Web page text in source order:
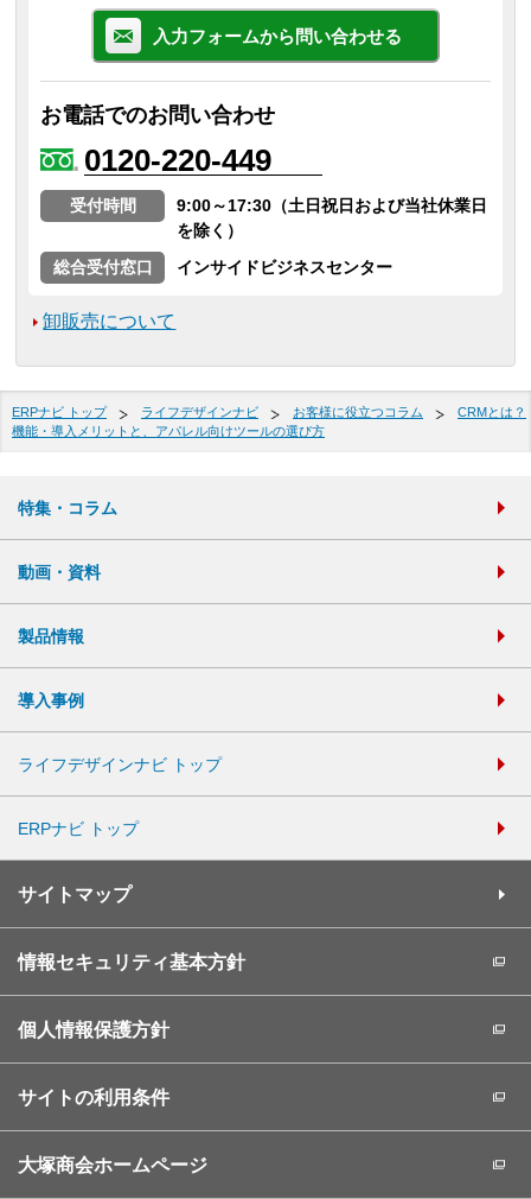
入力フォームから問い合わせる
お電話でのお問い合わせ
0120-220-449
受付時間
9:00～17:30（土日祝日および当社休業日
を除く）
総合受付窓口
インサイドビジネスセンター
卸販売について
ERPナビ トップ ライフデザインナビ お客様に役立つコラム
CRMとは？
機能・導入メリットと、アパレル向けツールの選び方
特集・コラム
動画・資料
製品情報
導入事例
ライフデザインナビ トップ
ERPナビ トップ
サイトマップ
情報セキュリティ基本方針
個人情報保護方針
サイトの利用条件
大塚商会ホームページ